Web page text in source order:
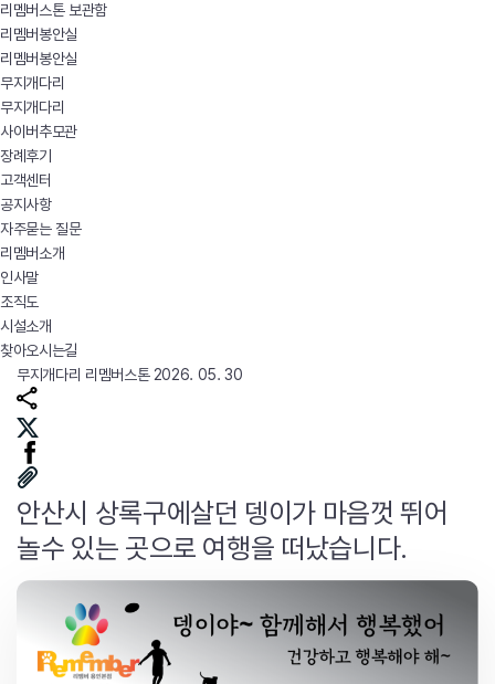
리멤버스톤 보관함
리멤버봉안실
리멤버봉안실
무지개다리
무지개다리
사이버추모관
장례후기
고객센터
공지사항
자주묻는 질문
리멤버소개
인사말
조직도
시설소개
찾아오시는길
무지개다리 리멤버스톤 2026. 05. 30
안산시 상록구에살던 뎅이가 마음껏 뛰어
놀수 있는 곳으로 여행을 떠났습니다.